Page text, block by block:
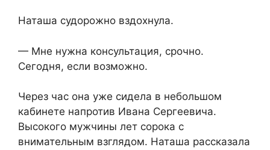
Наташа судорожно вздохнула.
— Мне нужна консультация, срочно.
Сегодня, если возможно.
Через час она уже сидела в небольшом
кабинете напротив Ивана Сергеевича.
Высокого мужчины лет сорока с
внимательным взглядом. Наташа рассказала